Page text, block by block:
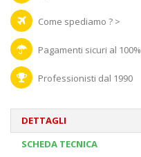
Come spediamo ? >
Pagamenti sicuri al 100%
Professionisti dal 1990
DETTAGLI
SCHEDA TECNICA